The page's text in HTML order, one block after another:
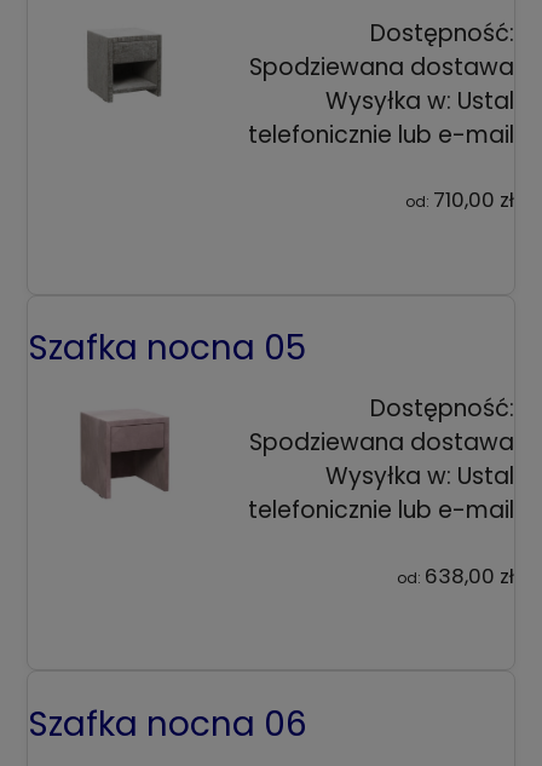
Dostępność:
Spodziewana dostawa
Wysyłka w: Ustal
telefonicznie lub e-mail
od: 710,00 zł
Szafka nocna 05
Dostępność:
Spodziewana dostawa
Wysyłka w: Ustal
telefonicznie lub e-mail
od: 638,00 zł
Szafka nocna 06